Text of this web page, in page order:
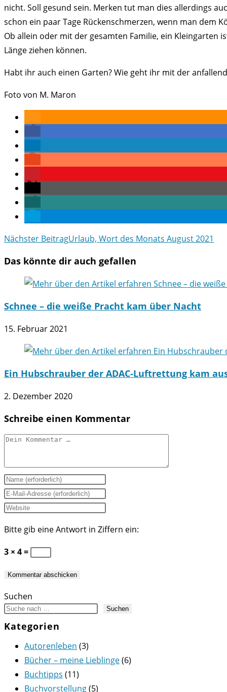
nicht. Soll gesund sein. Merken tut man dies allerdings
schon ein paar Tage Rückenschmerzen, wenn man dem
Ob allein oder mit der gesamten Familie, ein
Länge ziehen können.
Habt ihr auch einen Garten? Wie geht ihr mit der
Foto von M. Maron
Weitere
ansehen
Nächster BeitragUrlaub, Wort des Monats August 2021
Das könnte dir auch gefallen
Schnee – die weiße Pracht kam über Nacht
15. Februar 2021
Ein Hubschrauber der ADAC-Luftrettung kam
2. Dezember 2020
Schreibe einen Kommentar
Kommentar
Gib
deinen
Namen
Benutzernamen
zum
ein
Gib
deine
Mail-
Adresse
Kommentieren
ein
Gib
Website-
URL
(optional)
Bitte gib eine Antwort in Ziffern ein:
3 × 4 =
Suchen
Suchen
Kategorien
Autorenleben (3)
Bücher – meine Lieblinge(6)
Buchtipps (11)
Buchvorstellung(5)